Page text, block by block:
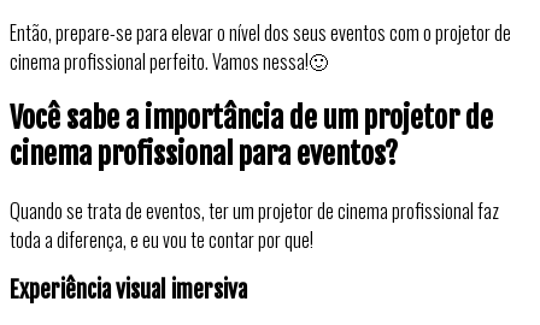
Então, prepare-se para elevar o nível dos seus eventos com o projetor de
cinema profissional perfeito. Vamos nessa!🙂
Você sabe a importância de um projetor de
cinema profissional para eventos?
Quando se trata de eventos, ter um projetor de cinema profissional faz
toda a diferença, e eu vou te contar por que!
Experiência visual imersiva